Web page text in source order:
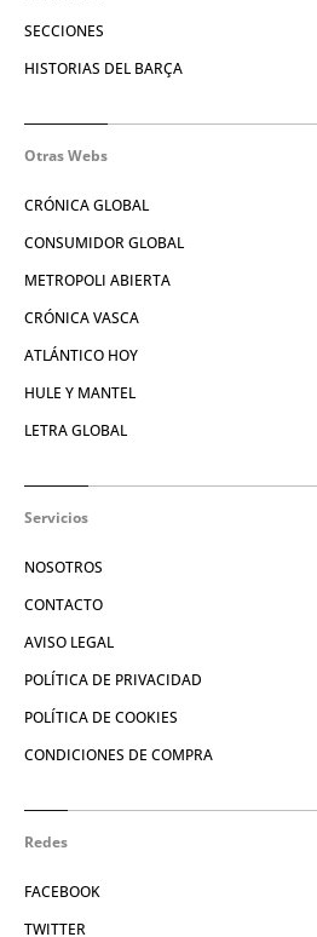
SECCIONES
HISTORIAS DEL BARÇA
Otras Webs
CRÓNICA GLOBAL
CONSUMIDOR GLOBAL
METROPOLI ABIERTA
CRÓNICA VASCA
ATLÁNTICO HOY
HULE Y MANTEL
LETRA GLOBAL
Servicios
NOSOTROS
CONTACTO
AVISO LEGAL
POLÍTICA DE PRIVACIDAD
POLÍTICA DE COOKIES
CONDICIONES DE COMPRA
Redes
FACEBOOK
TWITTER